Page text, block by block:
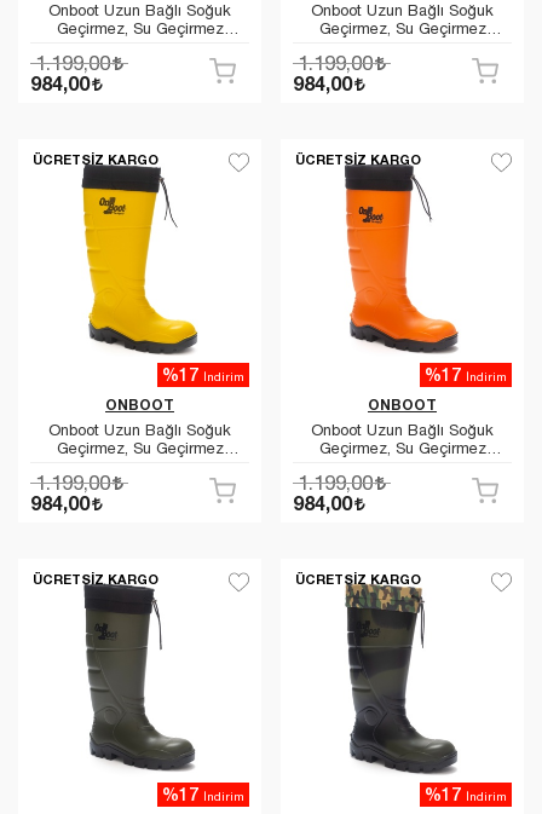
Onboot Uzun Bağlı Soğuk
Geçirmez, Su Geçirmez
Yağmur Çizmesi 1005
1.199,00
984,00
Onboot Uzun Bağlı Soğuk
Geçirmez, Su Geçirmez
Yağmur Çizmesi 1005
1.199,00
984,00
ÜCRETSIZ KARGO
ONBOOT
Onboot Uzun Bağlı Soğuk
Geçirmez, Su Geçirmez
Yağmur Çizmesi 1005
%17 İndirim
1.199,00
984,00
ÜCRETSIZ KARGO
ONBOOT
Onboot Uzun Bağlı Soğuk
Geçirmez, Su Geçirmez
Yağmur Çizmesi 1005
%17 İndirim
1.199,00
984,00
ÜCRETSIZ KARGO
%17 İndirim
ÜCRETSIZ KARGO
%17 İndirim